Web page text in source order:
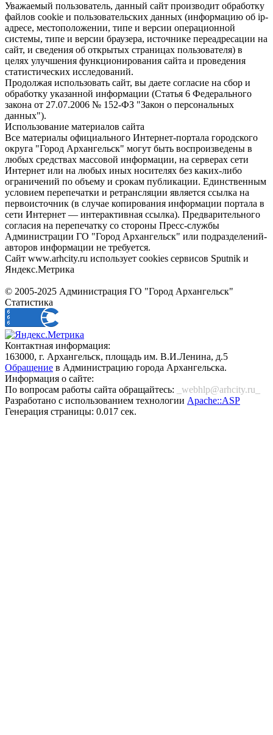
Уважаемый пользователь, данный сайт производит обработку
файлов cookie и пользовательских данных (информацию об ip-
адресе, местоположении, типе и версии операционной
системы, типе и версии браузера, источнике переадресации на
сайт, и сведения об открытых страницах пользователя) в
целях улучшения функционирования сайта и проведения
статистических исследований.
Продолжая использовать сайт, вы даете согласие на сбор и
обработку указанной информации (Статья 6 Федерального
закона от 27.07.2006 № 152-ФЗ "Закон о персональных
данных").
Использование материалов сайта
Все материалы официального Интернет-портала городского
округа "Город Архангельск" могут быть воспроизведены в
любых средствах массовой информации, на серверах сети
Интернет или на любых иных носителях без каких-либо
ограничений по объему и срокам публикации. Единственным
условием перепечатки и ретрансляции является ссылка на
первоисточник (в случае копирования информации портала в
сети Интернет — интерактивная ссылка). Предварительного
согласия на перепечатку со стороны Пресс-службы
Администрации ГО "Город Архангельск" или подразделений-
авторов информации не требуется.
Сайт www.arhcity.ru использует cookies сервисов Sputnik и
Яндекс.Метрика
© 2005-2025 Администрация ГО "Город Архангельск"
Статистика
Контактная информация:
163000, г. Архангельск, площадь им. В.И.Ленина, д.5
Обращение в Администрацию города Архангельска.
Информация о сайте:
По вопросам работы сайта обращайтесь:
_webhlp@arhcity.ru_
Разработано с использованием технологии Apache::ASP
Генерация страницы: 0.017 сек.